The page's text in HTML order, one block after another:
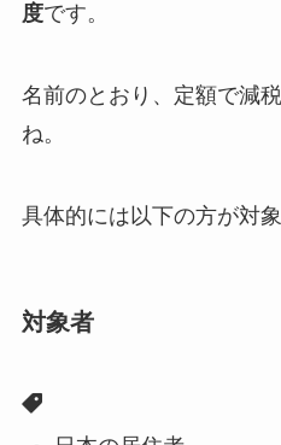
度です。
名前のとおり、定額で減
ね。
具体的には以下の方が対象
対象者